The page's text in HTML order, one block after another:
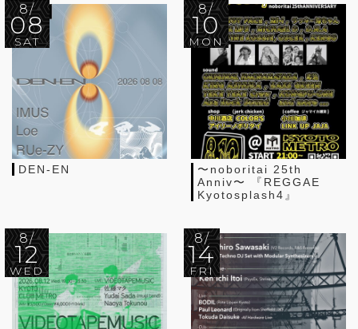
8/
08
SAT
DEN-EN
8/
10
MON
〜noboritai 25th
Anniv〜 『REGGAE
Kyotosplash4』
8/
12
WED
8/
14
FRI